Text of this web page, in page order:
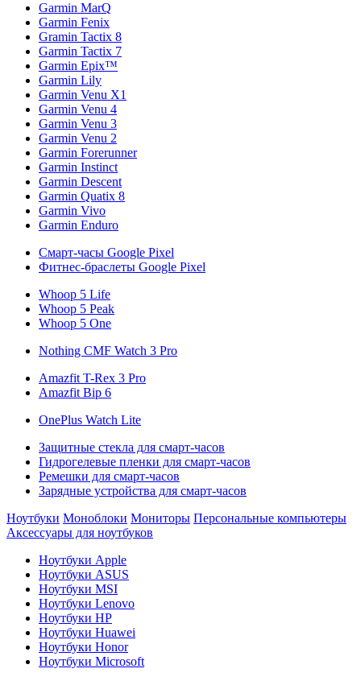
Garmin MarQ
Garmin Fenix
Gramin Tactix 8
Garmin Tactix 7
Garmin Epix™
Garmin Lily
Garmin Venu X1
Garmin Venu 4
Garmin Venu 3
Garmin Venu 2
Garmin Forerunner
Garmin Instinct
Garmin Descent
Garmin Quatix 8
Garmin Vivo
Garmin Enduro
Смарт-часы Google Pixel
Фитнес-браслеты Google Pixel
Whoop 5 Life
Whoop 5 Peak
Whoop 5 One
Nothing CMF Watch 3 Pro
Amazfit T-Rex 3 Pro
Amazfit Bip 6
OnePlus Watch Lite
Защитные стекла для смарт-часов
Гидрогелевые пленки для смарт-часов
Ремешки для смарт-часов
Зарядные устройства для смарт-часов
Ноутбуки Моноблоки Мониторы Персональные компьютеры
Аксессуары для ноутбуков
Ноутбуки Apple
Ноутбуки ASUS
Ноутбуки MSI
Ноутбуки Lenovo
Ноутбуки HP
Ноутбуки Huawei
Ноутбуки Honor
Ноутбуки Microsoft